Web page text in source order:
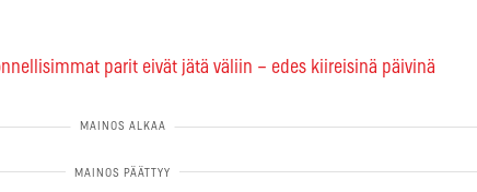
parit eivät jätä väliin – edes kiireisinä päivinä